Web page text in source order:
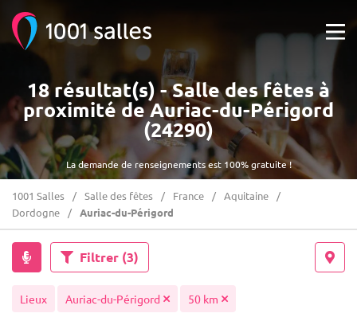
La demande de renseignements est 100% gratuite !
18 résultat(s) - Salle des fêtes à
proximité de Auriac-du-Périgord
(24290)
1001 Salles Salle des fêtes France
Aquitaine
Dordogne
Auriac-du-Périgord
Filtrer (3)
Lieux Auriac-du-Périgord 50 km